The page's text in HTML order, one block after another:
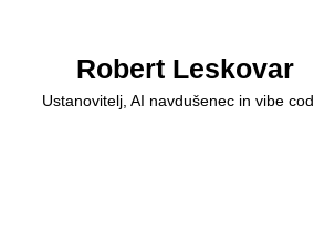
Robert Leskovar
Ustanovitelj, AI navdušenec in vibe